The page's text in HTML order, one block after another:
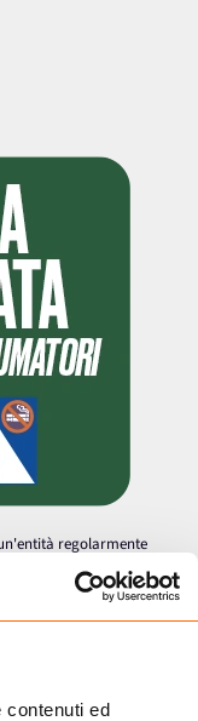
contenuti ed
regolarmente
vendita online di